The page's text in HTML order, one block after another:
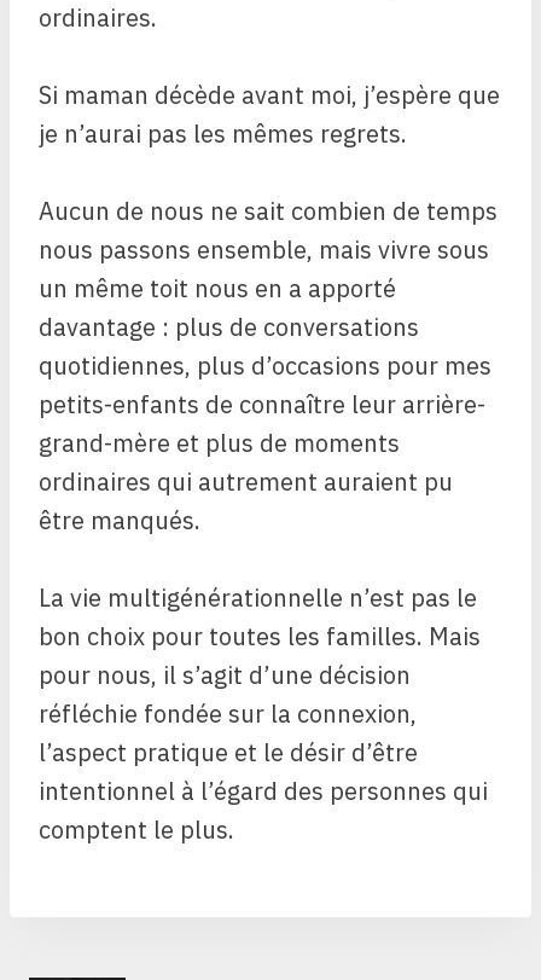
ordinaires.
Si maman décède avant moi, j’espère que
je n’aurai pas les mêmes regrets.
Aucun de nous ne sait combien de temps
nous passons ensemble, mais vivre sous
un même toit nous en a apporté
davantage : plus de conversations
quotidiennes, plus d’occasions pour mes
petits-enfants de connaître leur arrière-
grand-mère et plus de moments
ordinaires qui autrement auraient pu
être manqués.
La vie multigénérationnelle n’est pas le
bon choix pour toutes les familles. Mais
pour nous, il s’agit d’une décision
réfléchie fondée sur la connexion,
l’aspect pratique et le désir d’être
intentionnel à l’égard des personnes qui
comptent le plus.